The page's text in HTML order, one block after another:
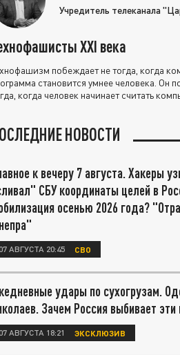
Учредитель телеканала
XXI века
побеждает не тогда, когда
становится умнее человека. Он
когда человек начинает считать
НОВОСТИ
к вечеру 7 августа. Хакеры
СБУ координаты целей в
осенью 2026 года?
АВГУСТА 20:45 СВО
удары по сухогрузам.
Зачем Россия выбивает эти
АВГУСТА 18:21 ЭКСКЛЮЗИВ